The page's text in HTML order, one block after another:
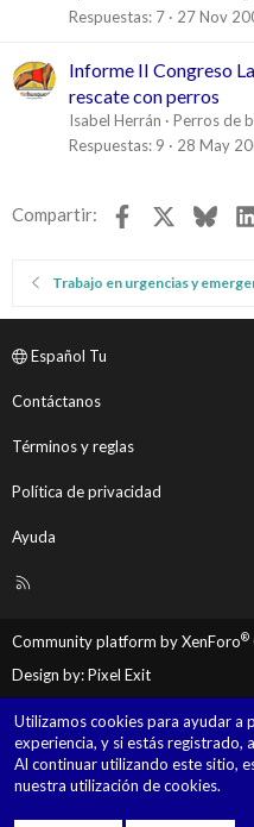
Respuestas 7 27 Nov
Informe II Congreso
rescate con perros
Isabel Herrán
Perros de
Respuestas 9 28 May
Compartir: Facebook
Trabajo en urgencias y
Español Tu
Contáctanos
Términos y reglas
Política de privacidad
Ayuda
R
Community platform by XenForo®
Design by:Pixel Exit
Utilizamos cookies para ayudar a
experiencia, y si estás registrado,
Al continuar utilizando este sitio,
nuestra utilización de cookies.